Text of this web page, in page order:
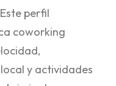
perfil
coworking
y actividades